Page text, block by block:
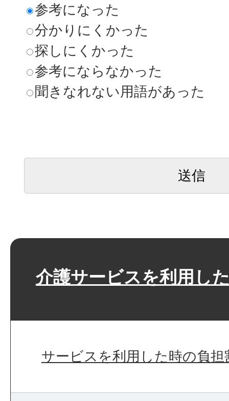
参考になった
分かりにくかった
探しにくかった
参考にならなかった
聞きなれない用語があった
介護サービスを利用し
サービスを利用した時の負担